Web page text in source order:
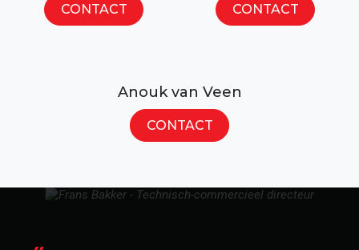
CONTACT CONTACT
Anouk van Veen
CONTACT